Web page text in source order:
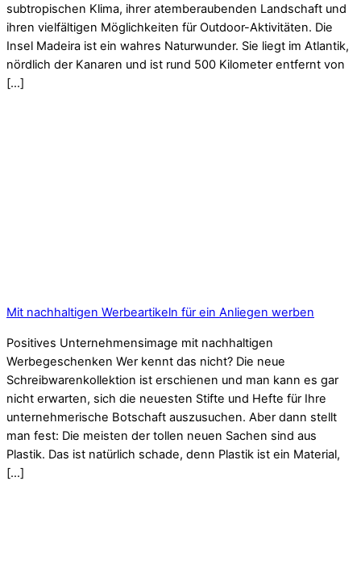
subtropischen Klima, ihrer atemberaubenden Landschaft und
ihren vielfältigen Möglichkeiten für Outdoor-Aktivitäten. Die
Insel Madeira ist ein wahres Naturwunder. Sie liegt im Atlantik,
nördlich der Kanaren und ist rund 500 Kilometer entfernt von
[…]
Mit nachhaltigen Werbeartikeln für ein Anliegen werben
Positives Unternehmensimage mit nachhaltigen
Werbegeschenken Wer kennt das nicht? Die neue
Schreibwarenkollektion ist erschienen und man kann es gar
nicht erwarten, sich die neuesten Stifte und Hefte für Ihre
unternehmerische Botschaft auszusuchen. Aber dann stellt
man fest: Die meisten der tollen neuen Sachen sind aus
Plastik. Das ist natürlich schade, denn Plastik ist ein Material,
[…]